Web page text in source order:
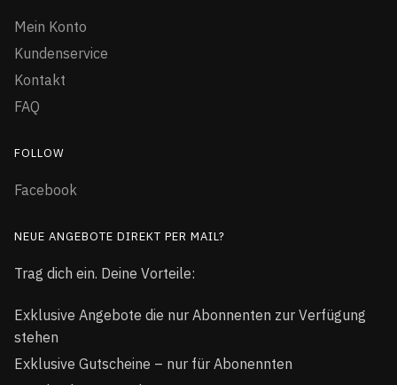
Mein Konto
Kundenservice
Kontakt
FAQ
FOLLOW
Facebook
NEUE ANGEBOTE DIREKT PER MAIL?
Trag dich ein. Deine Vorteile:
Exklusive Angebote die nur Abonnenten zur Verfügung
stehen
Exklusive Gutscheine – nur für Abonennten